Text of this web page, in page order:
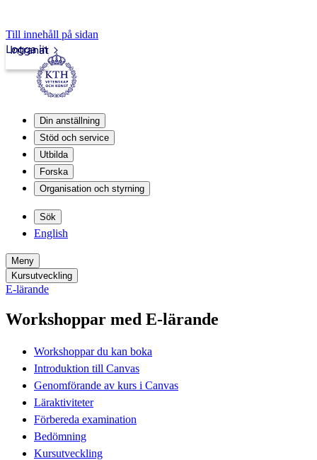
Till innehåll på sidan
Intranät
Logga in
Din anställning
Stöd och service
Utbilda
Forska
Organisation och styrning
Sök
English
Meny
Kursutveckling
E-lärande
Workshoppar med E-lärande
Workshoppar du kan boka
Introduktion till Canvas
Genomförande av kurs i Canvas
Läraktiviteter
Förbereda examination
Bedömning
Kursutveckling